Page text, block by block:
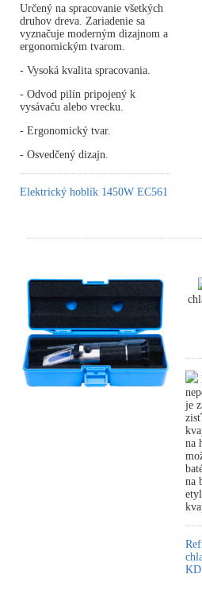
Určený na spracovanie všetkých
druhov dreva. Zariadenie sa
vyznačuje moderným dizajnom a
ergonomickým tvarom.
- Vysoká kvalita spracovania.
- Odvod pilín pripojený k
vysávaču alebo vrecku.
- Ergonomický tvar.
- Osvedčený dizajn.
Elektrický hoblík 1450W EC561
je
na
na